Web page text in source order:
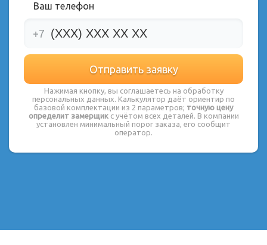
Ваш телефон
+7
Нажимая кнопку, вы соглашаетесь на обработку
персональных данных. Калькулятор даёт ориентир по
базовой комплектации из 2 параметров; точную цену
определит замерщикс учётом всех деталей. В компании
установлен минимальный порог заказа, его сообщит
оператор.